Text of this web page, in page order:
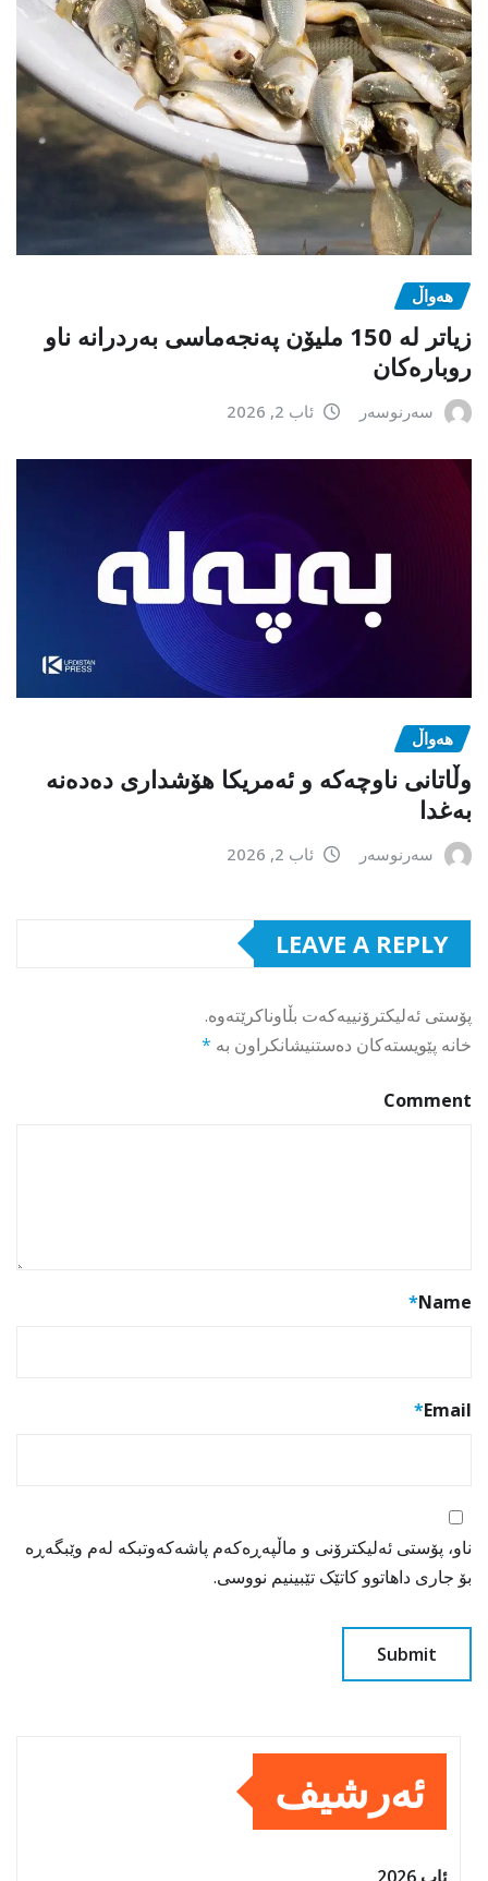
هەواڵ
زیاتر لە 150 ملیۆن پەنجەماسی بەردرانە ناو
روبارەکان
سەرنوسەر ئاب 2, 2026
هەواڵ
وڵاتانی ناوچەکە و ئەمریکا هۆشداری دەدەنە
بەغدا
سەرنوسەر ئاب 2, 2026
LEAVE A REPLY
پۆستی ئەلیکترۆنییەکەت بڵاوناکرێتەوە.
خانە پێویستەکان دەستنیشانکراون بە *
Comment
Name
*
Email
*
ناو، پۆستی ئەلیکترۆنی و ماڵپەڕەکەم پاشەکەوتبکە لەم وێبگەڕە
بۆ جاری داهاتوو کاتێک تێبینیم نووسی.
ئەرشیف